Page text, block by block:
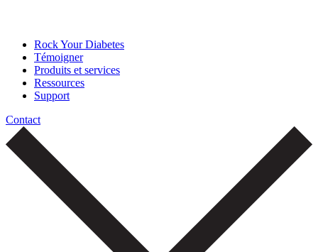
Rock Your Diabetes
Témoigner
Produits et services
Ressources
Support
Contact